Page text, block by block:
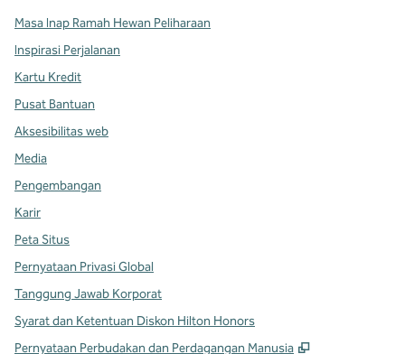
Masa Inap Ramah Hewan Peliharaan
Inspirasi Perjalanan
Kartu Kredit
Pusat Bantuan
Aksesibilitas web
Media
Pengembangan
Karir
Peta Situs
Pernyataan Privasi Global
Tanggung Jawab Korporat
Syarat dan Ketentuan Diskon Hilton Honors
Pernyataan Perbudakan dan Perdagangan Manusia
,